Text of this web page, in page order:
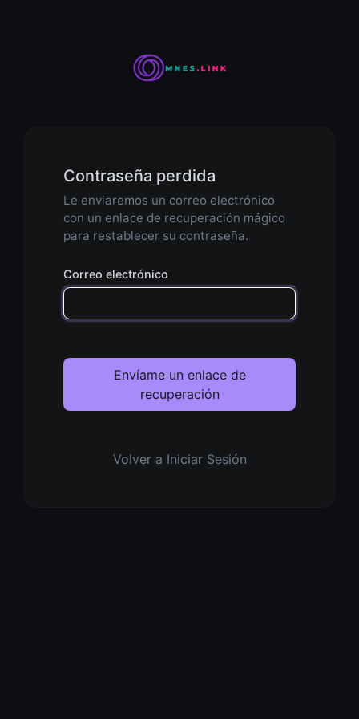
Contraseña perdida
Le enviaremos un correo electrónico
con un enlace de recuperación mágico
para restablecer su contraseña.
Correo electrónico
Envíame un enlace de
recuperación
Volver a Iniciar Sesión